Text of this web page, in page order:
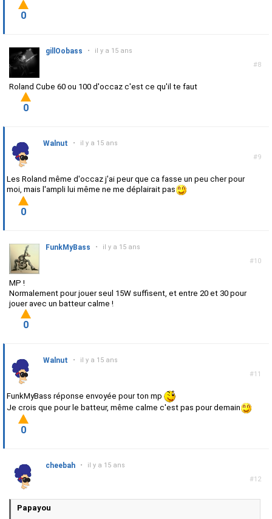
0
#8
gillOobass • il y a 15 ans
Roland Cube 60 ou 100 d'occaz c'est ce qu'il te faut
0
#9
Walnut • il y a 15 ans
Les Roland même d'occaz j'ai peur que ca fasse un peu cher pour
moi, mais l'ampli lui même ne me déplairait pas
0
#10
FunkMyBass • il y a 15 ans
MP !
Normalement pour jouer seul 15W suffisent, et entre 20 et 30 pour
jouer avec un batteur calme !
0
#11
Walnut • il y a 15 ans
FunkMyBass réponse envoyée pour ton mp
Je crois que pour le batteur, même calme c'est pas pour demain
0
#12
cheebah • il y a 15 ans
Papayou